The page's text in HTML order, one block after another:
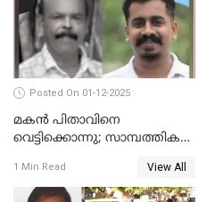
Posted On 01-12-2025
മകൻ പിതാവിനെ
വെട്ടിക്കൊന്നു; സാമ്പത്തിക
1 Min Read View All